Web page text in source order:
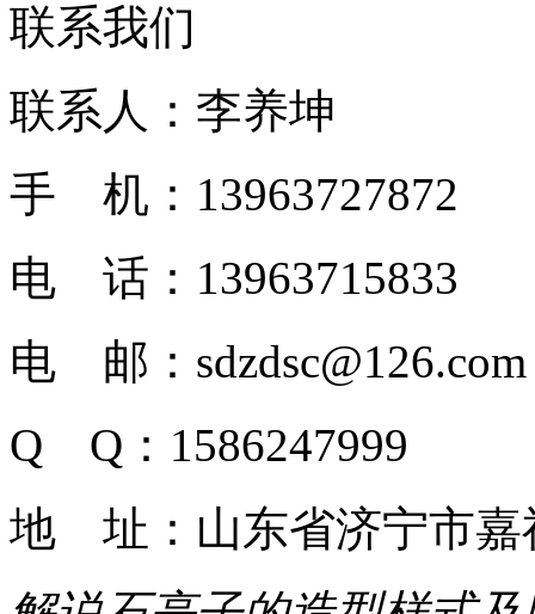
联系我们
联系人：李养坤
手 机：13963727872
电 话：13963715833
电 邮：sdzdsc@126.com
Q Q：1586247999
地 址：山东省济宁市嘉